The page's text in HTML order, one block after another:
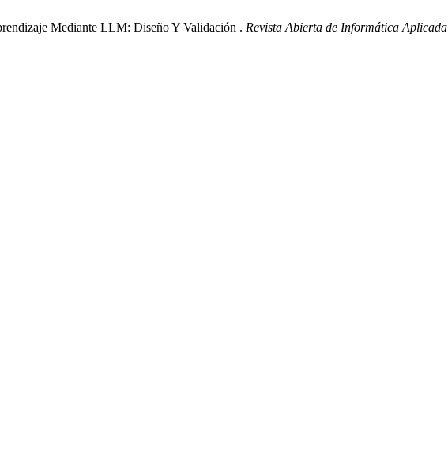
Mediante LLM: Diseño Y Validación . Revista Abierta de Informática Aplicada